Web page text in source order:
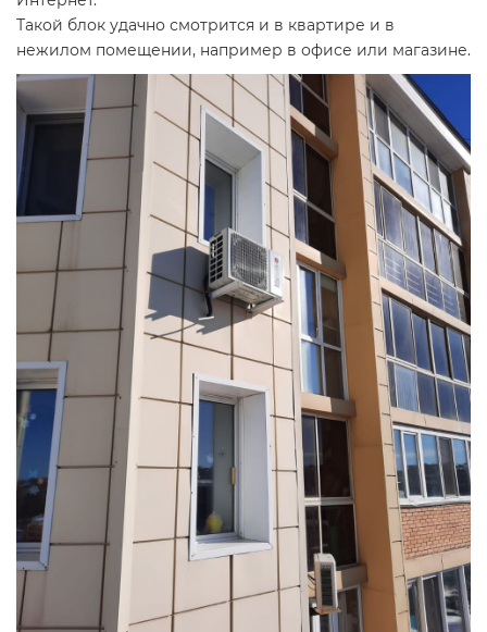
Такой блок удачно смотрится и в квартире и в
нежилом помещении, например в офисе или магазине.